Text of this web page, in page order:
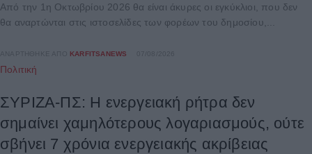
Από την 1η Οκτωβρίου 2026 θα είναι άκυρες οι εγκύκλιοι, που δεν
θα αναρτώνται στις ιστοσελίδες των φορέων του δημοσίου,...
KARFITSANEWS
Πολιτική
ΣΥΡΙΖΑ-ΠΣ: Η ενεργειακή ρήτρα δεν
σημαίνει χαμηλότερους λογαριασμούς, ούτε
σβήνει 7 χρόνια ενεργειακής ακρίβειας